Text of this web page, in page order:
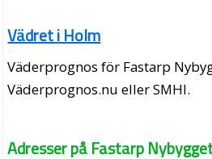
Vädret i Holm
Väderprognos för Fastarp
Väderprognos.nu eller SMHI.
Adresser på Fastarp